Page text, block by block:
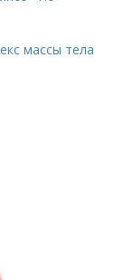
массы тела